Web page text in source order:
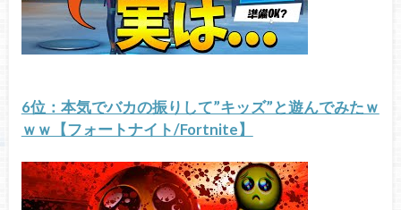
6位：本気でバカの振りして”キッズ”と遊んでみたｗ
ｗｗ【フォートナイト/Fortnite】